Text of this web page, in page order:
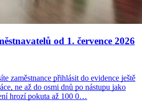
od 1. července 2026
zaměstnance přihlásit do evidence ještě
ne až do osmi dnů po nástupu jako
hrozí pokuta až 100 0…